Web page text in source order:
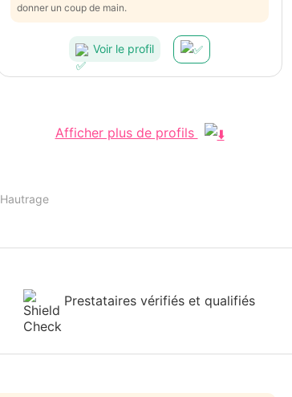
donner un coup de main.
Voir le profil
Afficher plus de profils
Hautrage
Prestataires vérifiés et qualifiés